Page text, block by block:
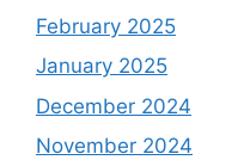
February 2025
January 2025
December 2024
November 2024